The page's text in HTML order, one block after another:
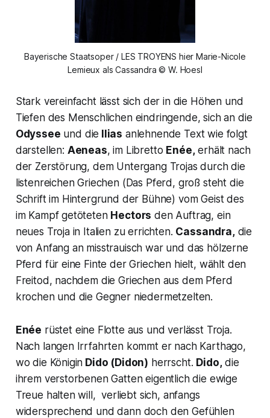
Bayerische Staatsoper / LES TROYENS hier Marie-Nicole
Lemieux als Cassandra © W. Hoesl
Stark vereinfacht lässt sich der in die Höhen und
Tiefen des Menschlichen eindringende, sich an die
Odyssee und die Ilias anlehnende Text wie folgt
darstellen: Aeneas, im Libretto Enée, erhält nach
der Zerstörung, dem Untergang Trojas durch die
listenreichen Griechen (Das Pferd, groß steht die
Schrift im Hintergrund der Bühne) vom Geist des
im Kampf getöteten Hectors den Auftrag, ein
neues Troja in Italien zu errichten. Cassandra,die
von Anfang an misstrauisch war und das hölzerne
Pferd für eine Finte der Griechen hielt, wählt den
Freitod, nachdem die Griechen aus dem Pferd
krochen und die Gegner niedermetzelten.
Enée rüstet eine Flotte aus und verlässt Troja.
Nach langen Irrfahrten kommt er nach Karthago,
wo die Königin Dido (Didon) herrscht. Dido, die
ihrem verstorbenen Gatten eigentlich die ewige
Treue halten will, verliebt sich, anfangs
widersprechend und dann doch den Gefühlen